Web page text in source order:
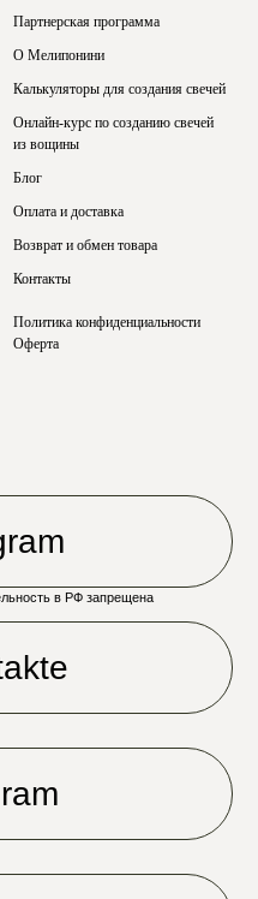
Партнерская программа
О Мелипонини
Калькуляторы для создания свечей
Онлайн-курс по созданию свечей
из вощины
Блог
Оплата и доставка
Возврат и обмен товара
Контакты
Политика конфиденциальности
Оферта